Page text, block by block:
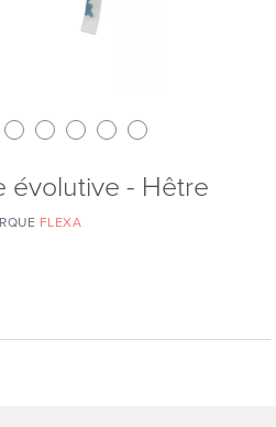
évolutive - Hêtre
FLEXA